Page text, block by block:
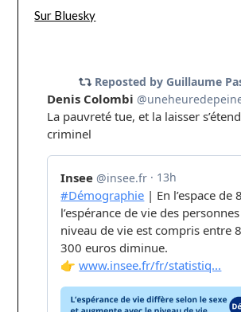
Sur Bluesky